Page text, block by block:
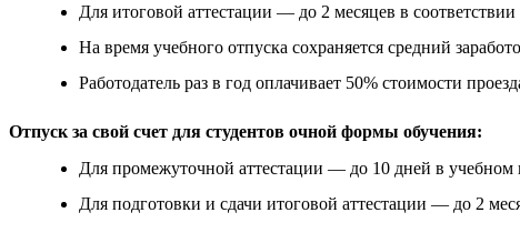
Для итоговой аттестации — до 2 месяцев в
На время учебного отпуска сохраняется средний
Работодатель раз в год оплачивает 50% стоимости
Отпуск за свой счет для студентов очной формы обучения:
Для промежуточной аттестации — до 10 дней в учебном
Для подготовки и сдачи итоговой аттестации — до 2